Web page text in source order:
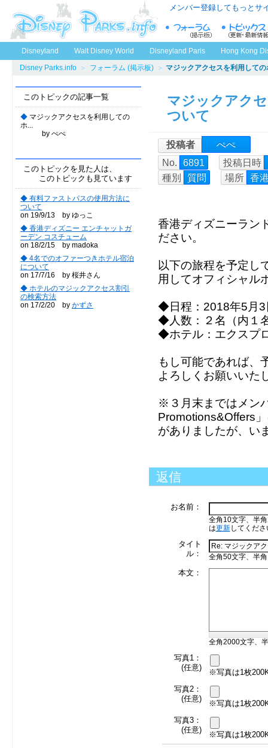
メンバー登録してもっとサ
Disneyland Walt Disney World Disneyland Paris
Hong Kong
Disney Parks.info ＞ フォーラム (掲示板) ＞ マジックアクセスを利用して
このトピックの記事一覧
◆ マジックアクセスを利用しての
ホ...
by ぺぺ
このトピックを見た人は、
このトピックも見ています
◆ 有料ファストパスの使用方法に
ついて
on 19/9/13 by ゆっこ
◆ 香港ディズニー エンチャットガ
ーデン コスチューム
on 18/2/15 by madoka
◆ 4名でのオファーつきホテル宿泊
について
on 17/7/16 by 桜井さん
◆ ホテルのマジックアクセス割引
の検索方法
on 17/2/20 by かずさ
マジックアク
ついて
投稿者
ぺぺ
No.
6891 投稿日時
種別
質問 場所 香
香港ディズニーラン
ださい。
以下の旅程を予定し
用してオフィシャル
◆日程：2018年5月3
◆人数：２名（内１
◆ホテル：エクスプ
もし可能であれば、
よろしくお願いいた
※３月末まではメン
Promotions&Offers
がありましたが、い
返信
お名前：
全角10文字、半
は更新してくださ
タイト
ル：
全角50文字、半
本文：
全角2000文字、
写真1：
(任意)
※写真は1枚
写真2：
(任意)
※写真は1枚
写真3：
(任意)
※写真は1枚